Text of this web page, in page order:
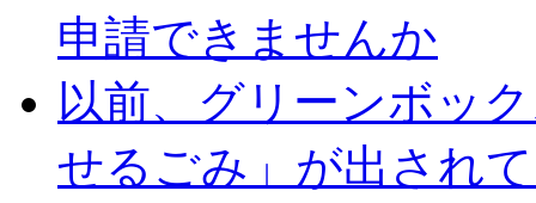
申請できませんか
以前、グリーンボッ
せるごみ」が出され